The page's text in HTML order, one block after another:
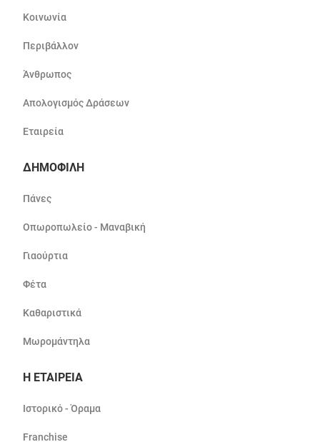
Κοινωνία
Περιβάλλον
Άνθρωπος
Απολογισμός Δράσεων
Εταιρεία
ΔΗΜΟΦΙΛΗ
Πάνες
Οπωροπωλείο - Μαναβική
Γιαούρτια
Φέτα
Καθαριστικά
Μωρομάντηλα
Η ΕΤΑΙΡΕΙΑ
Ιστορικό - Όραμα
Franchise